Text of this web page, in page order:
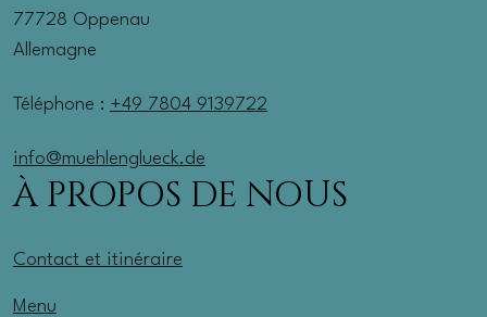
77728 Oppenau
Allemagne
Téléphone : +49 7804 9139722
info@muehlenglueck.de
À PROPOS DE NOUS
Contact et itinéraire
Menu